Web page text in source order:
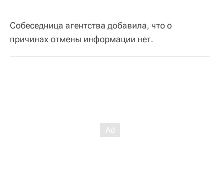
Собеседница агентства добавила, что о
причинах отмены информации нет.